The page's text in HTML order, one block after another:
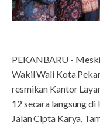
PEKANBARU -
Wakil Wali Kota
resmikan Kantor
12 secara langsung
Jalan Cipta Karya,